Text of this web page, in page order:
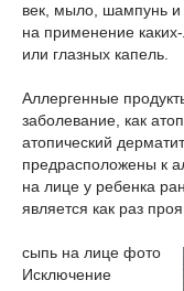
век, мыло, шампунь и
на применение
или глазных капель.
Аллергенные
заболевание, как
атопический
предрасположены к
на лице у ребенка
является как раз
сыпь на лице фото
Исключение